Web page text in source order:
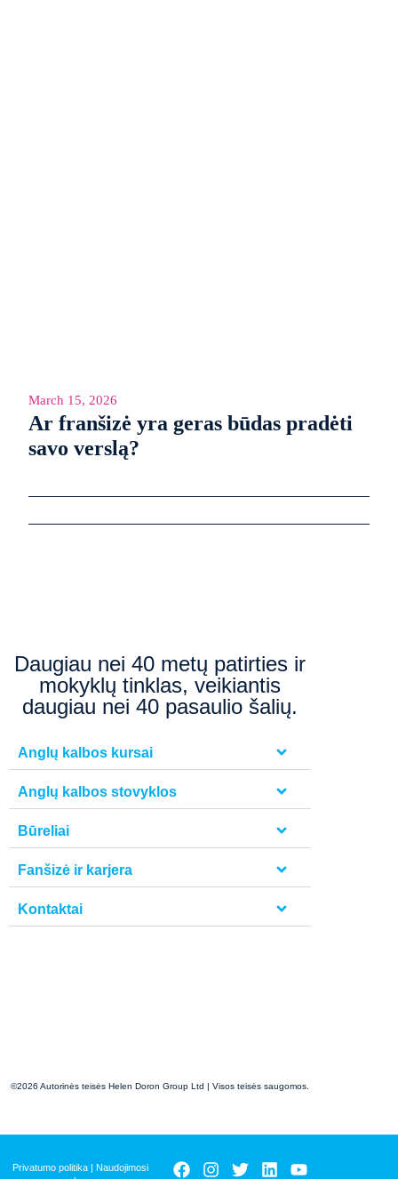
March 15, 2026
Ar franšizė yra geras būdas pradėti
savo verslą?
Daugiau nei 40 metų patirties ir
mokyklų tinklas, veikiantis
daugiau nei 40 pasaulio šalių.
Anglų kalbos kursai
Anglų kalbos stovyklos
Būreliai
Fanšizė ir karjera
Kontaktai
©2026 Autorinės teisės Helen Doron Group Ltd | Visos teisės saugomos.
Privatumo politika| Naudojimosi